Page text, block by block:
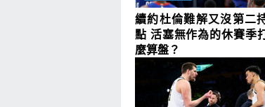
續約杜倫難解又沒第二
點 活塞無作為的休賽季
麼算盤？